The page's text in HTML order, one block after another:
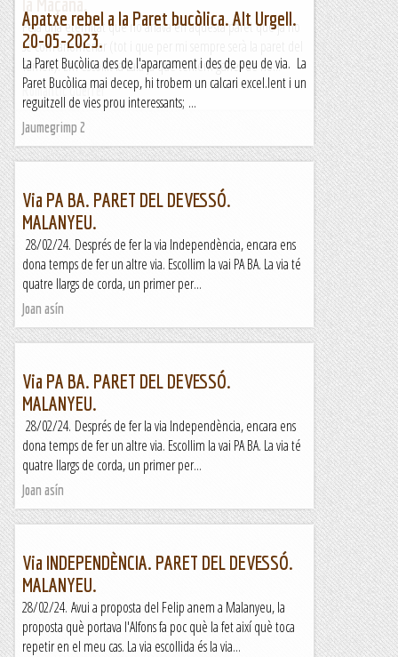
Feia una eternitat que no anava en aquesta paret que ja no
sé com anomenar (tot i que per mi sempre serà la paret del
Tamok). Em escollit la Laia ja que teniem ganes de no...
Romàntic Guerrer
Apatxe rebel a la Paret bucòlica. Alt Urgell.
20-05-2023.
La Paret Bucòlica des de l'aparcament i des de peu de via. La
Paret Bucòlica mai decep, hi trobem un calcari excel.lent i un
reguitzell de vies prou interessants; ...
Jaumegrimp 2
Via PA BA. PARET DEL DEVESSÓ.
MALANYEU.
28/02/24. Després de fer la via Independència, encara ens
dona temps de fer un altre via. Escollim la vai PA BA. La via té
quatre llargs de corda, un primer per...
Joan asín
Via PA BA. PARET DEL DEVESSÓ.
MALANYEU.
28/02/24. Després de fer la via Independència, encara ens
dona temps de fer un altre via. Escollim la vai PA BA. La via té
quatre llargs de corda, un primer per...
Joan asín
Via INDEPENDÈNCIA. PARET DEL DEVESSÓ.
MALANYEU.
28/02/24. Avui a proposta del Felip anem a Malanyeu, la
proposta què portava l'Alfons fa poc què la fet així què toca
repetir en el meu cas. La via escollida és la via...